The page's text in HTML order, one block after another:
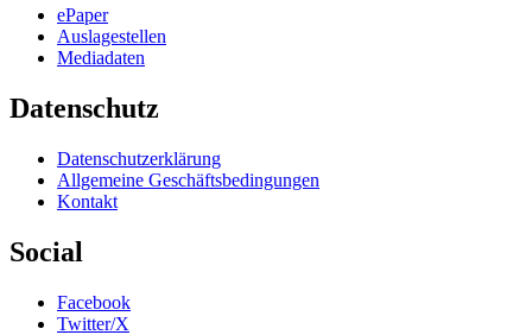
ePaper
Auslagestellen
Mediadaten
Datenschutz
Datenschutzerklärung
Allgemeine Geschäftsbedingungen
Kontakt
Social
Facebook
Twitter/X